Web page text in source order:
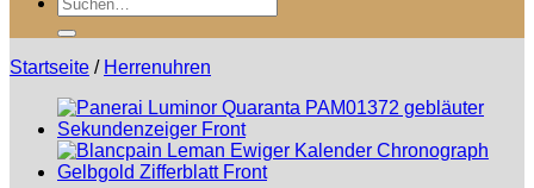
nach:
Startseite / Herrenuhren